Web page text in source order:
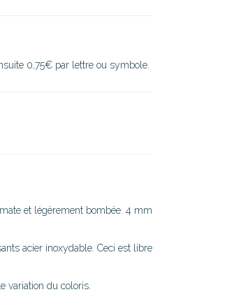
0,75€ par lettre ou symbole.
et légèrement bombée. 4 mm
acier inoxydable. Ceci est libre
variation du coloris.